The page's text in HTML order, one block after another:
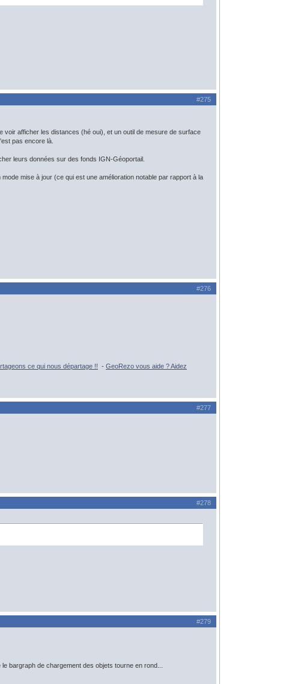
#275
voir afficher les distances (hé oui), et un outil de mesure de surface
pas encore là.
leurs données sur des fonds IGN-Géoportail.
mise à jour (ce qui est une amélioration notable par rapport à la
#276
ce qui nous départage !! - GeoRezo vous aide ? Aidez
#277
#278
#279
bargraph de chargement des objets tourne en rond...